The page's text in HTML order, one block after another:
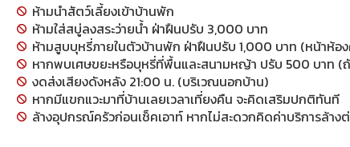
ห้ามนำสัตว์เลี้ยงเข้าบ้านพัก
ห้ามใส่สบู่ลงสระว่ายน้ำ ฝ่าฝืนปรับ 3,000 บาท
ห้ามสูบบุหรี่ภายในตัวบ้านพัก ฝ่าฝืนปรับ 1,000 บาท (หน้าห้อ
หากพบเศษขยะหรือบุหรี่ที่พื้นและสนามหญ้า ปรับ 500 บาท (ถั
งดส่งเสียงดังหลัง 21:00 น. (บริเวณนอกบ้าน)
หากมีแขกแวะมาที่บ้านเลยเวลาเที่ยงคืน จะคิดเสริมปกติทันที
ล้างอุปกรณ์ครัวก่อนเช็คเอาท์ หากไม่สะดวกคิดค่าบริการล้าง